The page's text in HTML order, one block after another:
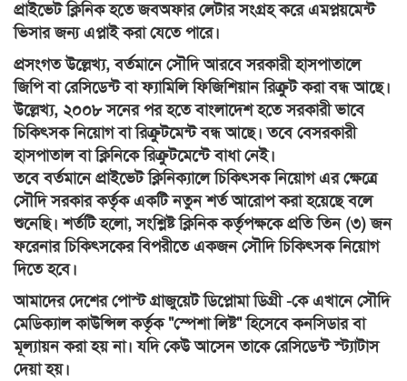
প্রাইভেট ক্লিনিক হতে জবঅফার লেটার সংগ্রহ করে এমপ্লয়মেন্ট
ভিসার জন্য এপ্লাই করা যেতে পারে।
প্রসংগত উল্লেখ্য, বর্তমানে সৌদি আরবে সরকারী হাসপাতালে
জিপি বা রেসিডেন্ট বা ফ্যামিলি ফিজিশিয়ান রিক্রুট করা বন্ধ আছে।
উল্লেখ্য, ২০০৮ সনের পর হতে বাংলাদেশ হতে সরকারী ভাবে
চিকিৎসক নিয়োগ বা রিক্রুটমেন্ট বন্ধ আছে। তবে বেসরকারী
হাসপাতাল বা ক্লিনিকে রিক্রুটমেন্টে বাধা নেই।
তবে বর্তমানে প্রাইভেট ক্লিনিক্যালে চিকিৎসক নিয়োগ এর ক্ষেত্রে
সৌদি সরকার কর্তৃক একটি নতুন শর্ত আরোপ করা হয়েছে বলে
শুনেছি। শর্তটি হলো, সংশ্লিষ্ট ক্লিনিক কর্তৃপক্ষকে প্রতি তিন (৩) জন
ফরেনার চিকিৎসকের বিপরীতে একজন সৌদি চিকিৎসক নিয়োগ
দিতে হবে।
আমাদের দেশের পোস্ট গ্রাজুয়েট ডিপ্লোমা ডিগ্রী -কে এখানে সৌদি
মেডিক্যাল কাউন্সিল কর্তৃক "স্পেশা লিষ্ট" হিসেবে কনসিডার বা
মূল্যায়ন করা হয় না। যদি কেউ আসেন তাকে রেসিডেন্ট স্ট্যাটাস
দেয়া হয়।